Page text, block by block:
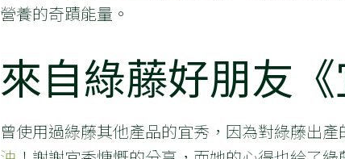
營養的奇蹟能量。
來自綠藤好朋友
曾使用過綠藤其他產品的宜秀，因為對綠藤出